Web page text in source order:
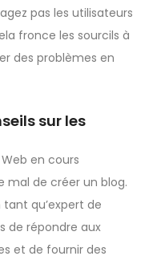
pas les utilisateurs
fronce les sourcils à
des problèmes en
sur les
en cours
mal de créer un blog.
qu’expert de
de répondre aux
et de fournir des